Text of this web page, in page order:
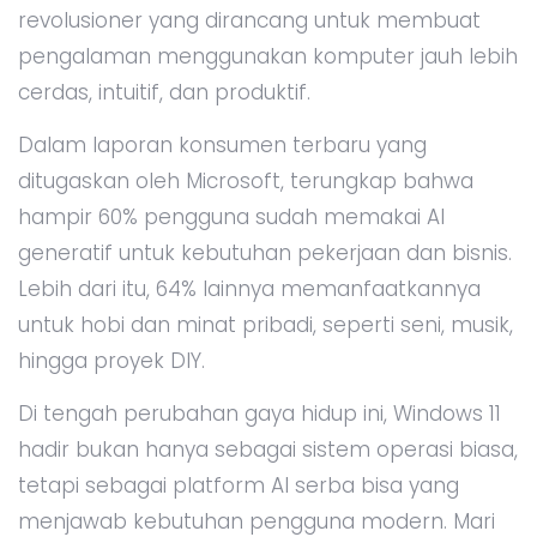
revolusioner yang dirancang untuk membuat
pengalaman menggunakan komputer jauh lebih
cerdas, intuitif, dan produktif.
Dalam laporan konsumen terbaru yang
ditugaskan oleh Microsoft, terungkap bahwa
hampir 60% pengguna sudah memakai AI
generatif untuk kebutuhan pekerjaan dan bisnis.
Lebih dari itu, 64% lainnya memanfaatkannya
untuk hobi dan minat pribadi, seperti seni, musik,
hingga proyek DIY.
Di tengah perubahan gaya hidup ini, Windows 11
hadir bukan hanya sebagai sistem operasi biasa,
tetapi sebagai platform AI serba bisa yang
menjawab kebutuhan pengguna modern. Mari